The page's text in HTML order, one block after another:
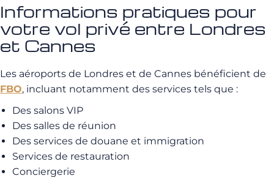
Informations pratiques pour
votre vol privé entre Londres
et Cannes
Les aéroports de Londres et de Cannes bénéficient de
FBO, incluant notamment des services tels que :
Des salons VIP
Des salles de réunion
Des services de douane et immigration
Services de restauration
Conciergerie